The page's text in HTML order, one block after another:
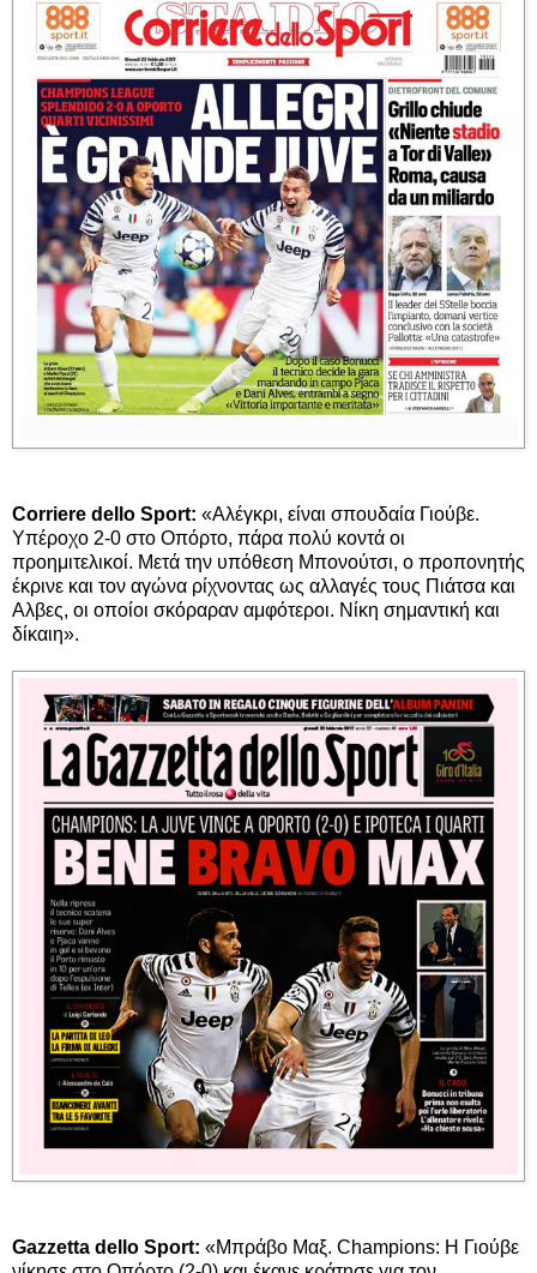
Corriere dello Sport: «Αλέγκρι, είναι σπουδαία Γιούβε.
Υπέροχο 2-0 στο Οπόρτο, πάρα πολύ κοντά οι
προημιτελικοί. Μετά την υπόθεση Μπονούτσι, ο προπονητής
έκρινε και τον αγώνα ρίχνοντας ως αλλαγές τους Πιάτσα και
Αλβες, οι οποίοι σκόραραν αμφότεροι. Νίκη σημαντική και
δίκαιη».
Gazzetta dello Sport: «Μπράβο Μαξ. Champions: Η Γιούβε